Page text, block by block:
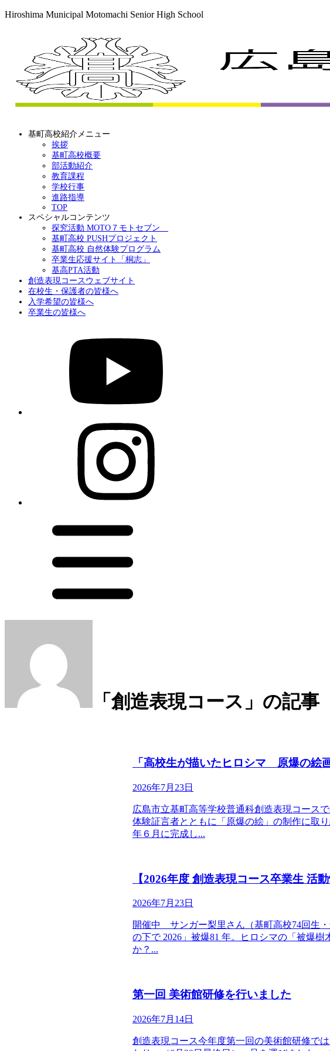
Hiroshima Municipal Motomachi Senior High School
基町高校紹介メニュー
挨拶
基町高校概要
部活動紹介
教育課程
学校行事
進路指導
TOP
スペシャルコンテンツ
探究活動 MOTO７モトセブン
基町高校 PUSHプロジェクト
基町高校 自然体験プログラム
卒業生応援サイト「桐志」
基高PTA活動
創造表現コースウェブサイト
在校生・保護者の皆様へ
入学希望の皆様へ
卒業生の皆様へ
「創造表現コース」の記事
「高校生が描いたヒロシマ 原爆の
2026年7月23日
広島市立基町高等学校普通科創造表現コース
体験証言者とともに「原爆の絵」の制作に取
年６月に完成し...
【2026年度 創造表現コース卒業生 活動
2026年7月23日
開催中 サンガー梨里さん（基町高校74回生
の下で 2026」被爆81 年。ヒロシマの「被爆
か？...
第一回 美術館研修を行いました
2026年7月14日
創造表現コース今年度第一回の美術館研修で